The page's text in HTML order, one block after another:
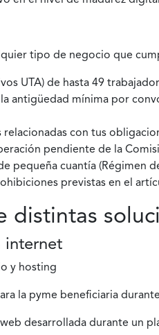
tipo de negocio que
UTA) de hasta 49
antigüedad mínima por
con tus
pendiente de la
pequeña cuantía (Régimen
previstas en el
distintas
internet
y hosting
la pyme beneficiaria
desarrollada durante un